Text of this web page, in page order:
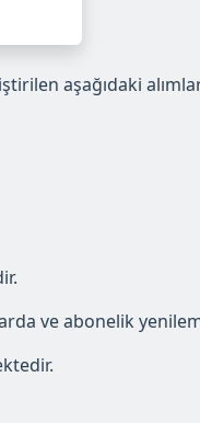
aşağıdaki
ve abonelik